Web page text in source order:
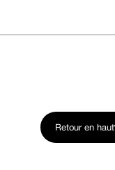
Retour en haut